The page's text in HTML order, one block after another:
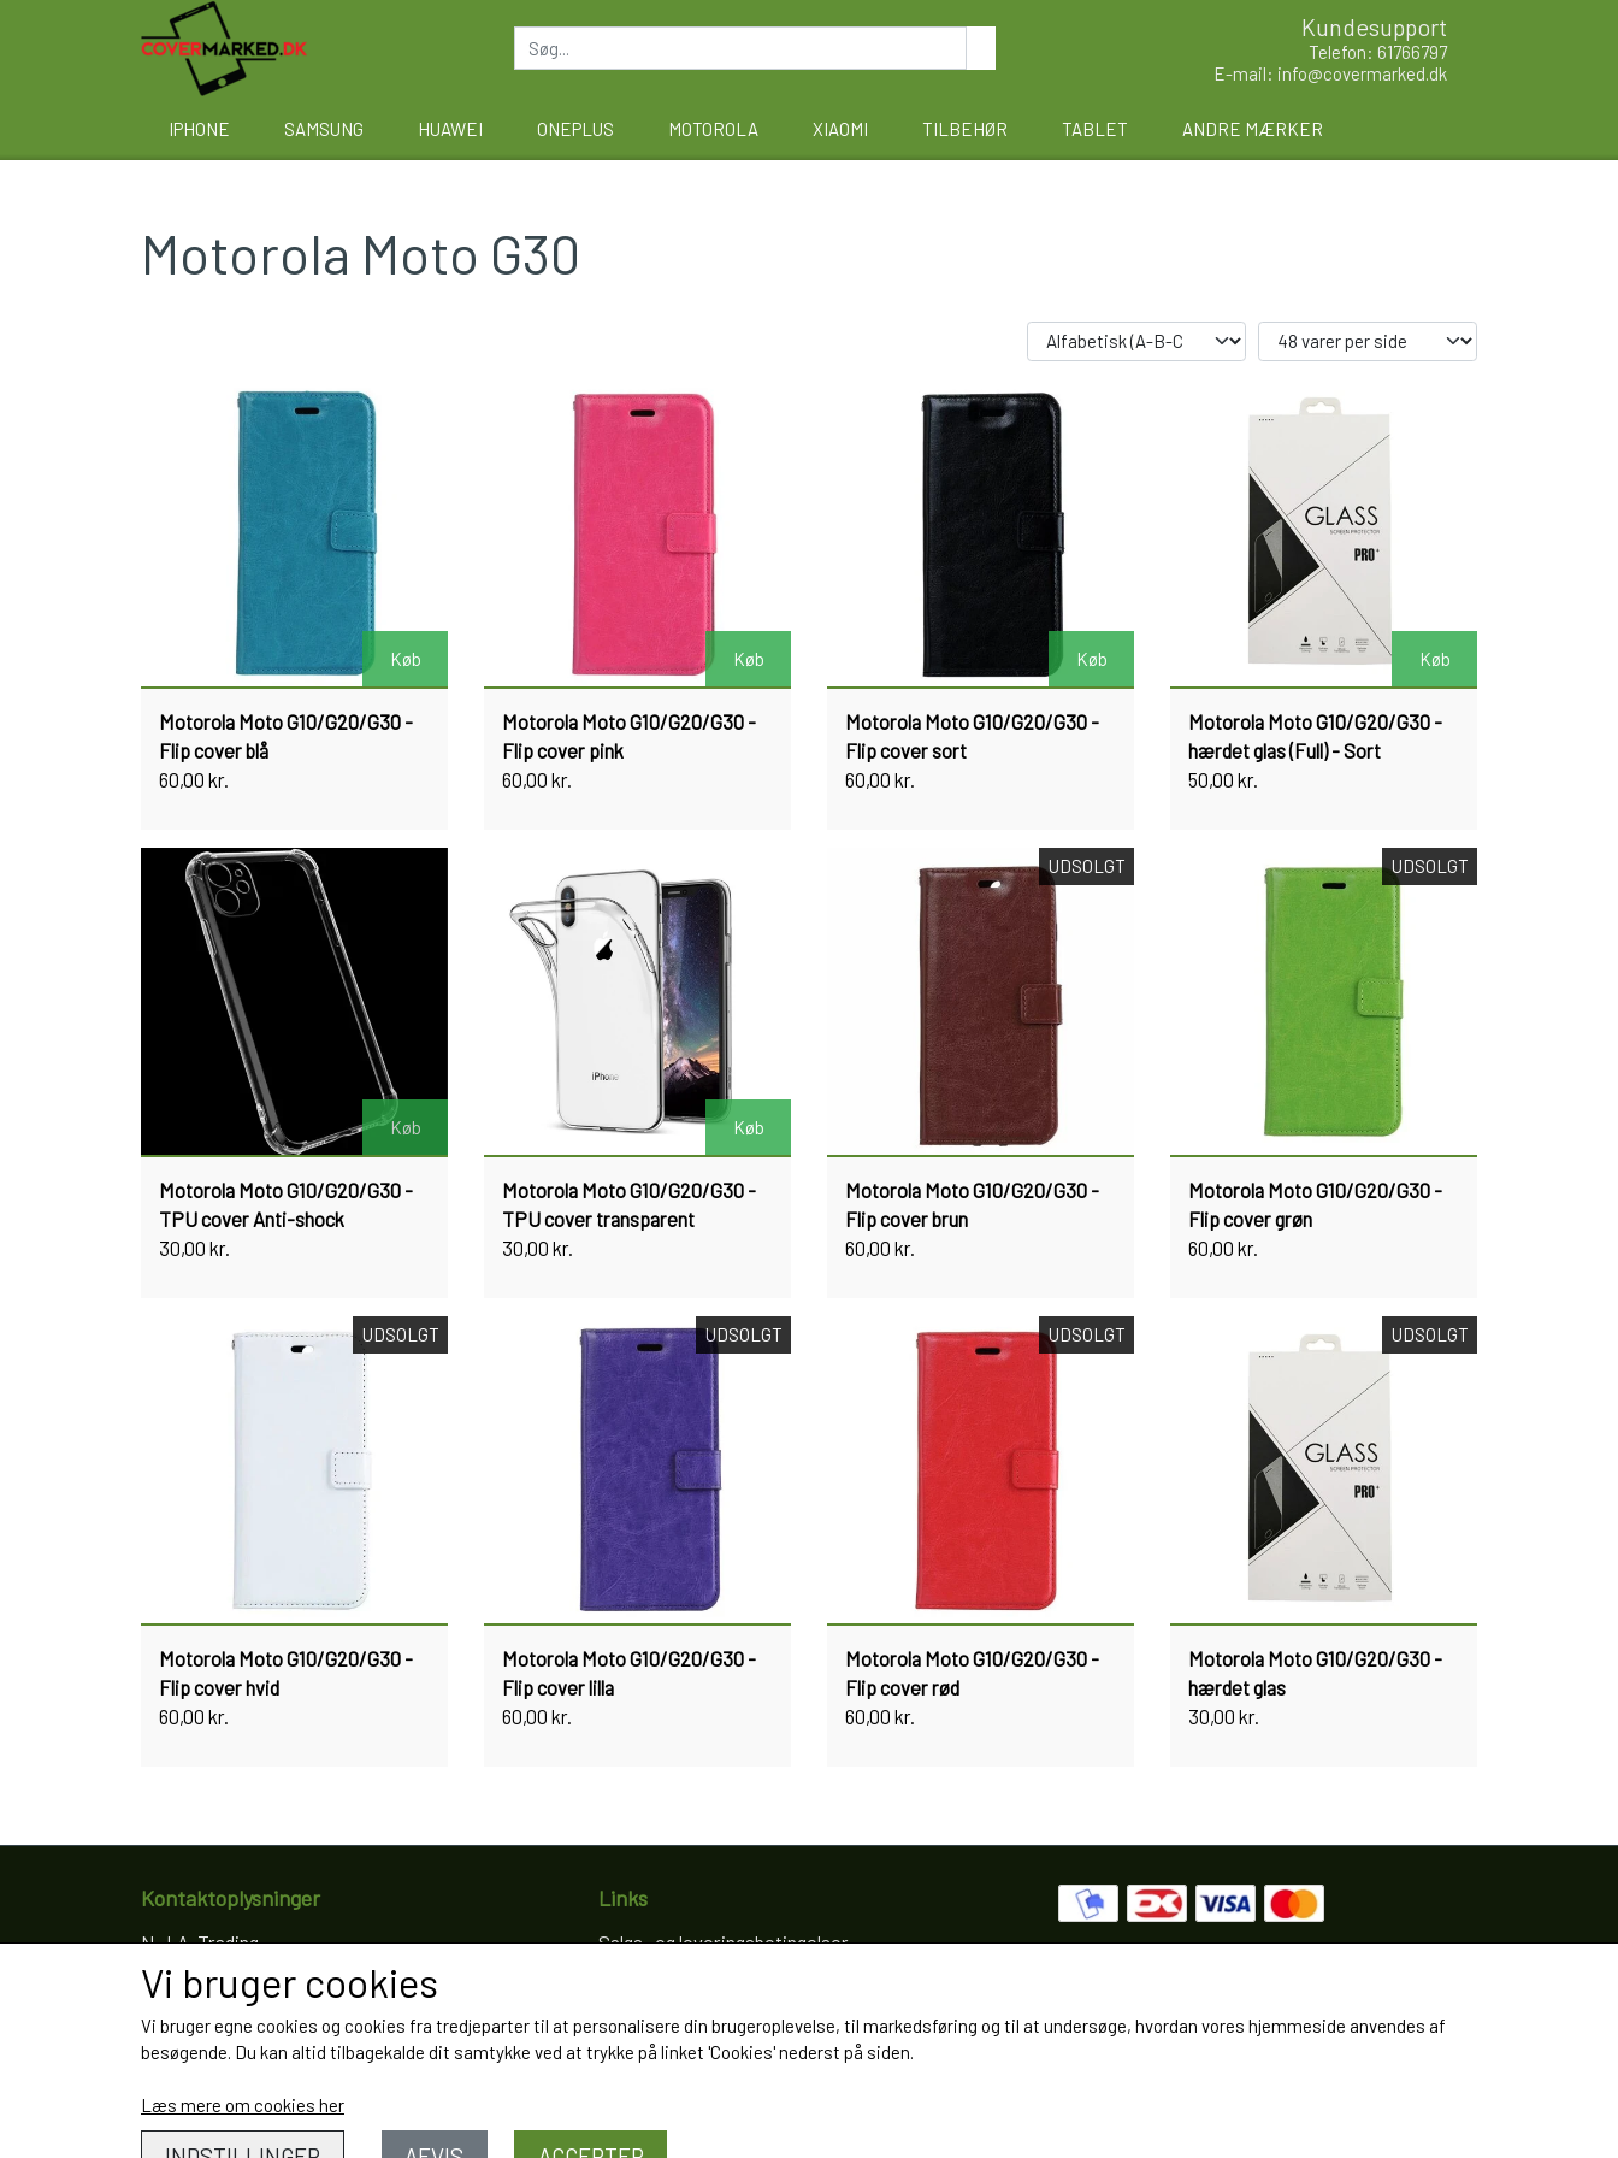
Kundesupport
Telefon: 61766797
E-mail: info@covermarked.dk
IPHONE SAMSUNG HUAWEI ONEPLUS MOTOROLA XIAOMI TILBEHØR TABLET ANDRE MÆRKER
Motorola Moto G30
Køb
Motorola Moto G10/G20/G30 -
Flip cover blå
60,00 kr.
Køb
Motorola Moto G10/G20/G30 -
Flip cover pink
60,00 kr.
Køb
Motorola Moto G10/G20/G30 -
Flip cover sort
60,00 kr.
Køb
Motorola Moto G10/G20/G30 -
hærdet glas (Full) - Sort
50,00 kr.
Køb
Motorola Moto G10/G20/G30 -
TPU cover Anti-shock
30,00 kr.
Køb
Motorola Moto G10/G20/G30 -
TPU cover transparent
30,00 kr.
UDSOLGT
Motorola Moto G10/G20/G30 -
Flip cover brun
60,00 kr.
UDSOLGT
Motorola Moto G10/G20/G30 -
Flip cover grøn
60,00 kr.
UDSOLGT
Motorola Moto G10/G20/G30 -
Flip cover hvid
60,00 kr.
UDSOLGT
Motorola Moto G10/G20/G30 -
Flip cover lilla
60,00 kr.
UDSOLGT
Motorola Moto G10/G20/G30 -
Flip cover rød
60,00 kr.
UDSOLGT
Motorola Moto G10/G20/G30 -
hærdet glas
30,00 kr.
Kontaktoplysninger
N.J.A. Trading
Ringkøbingvej 8
4200 Slagelse
Telefon: 61766797
CVR: 35022155
Links
Salgs- og leveringsbetingelser
Kunde login
Om os
Vi bruger cookies
Vi bruger egne cookies og cookies fra tredjeparter til at personalisere din brugeroplevelse, til markedsføring og til at undersøge, hvordan vores hjemmeside anvendes af
besøgende. Du kan altid tilbagekalde dit samtykke ved at trykke på linket 'Cookies' nederst på siden.
Læs mere om cookies her